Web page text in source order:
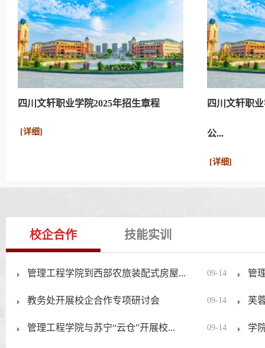
四川文轩职业学院2025年招生章程
[详细]
四川文轩职
公...
[详细]
管理工程学院到西部农旅装配式房屋... 09-14 管
教务处开展校企合作专项研讨会 09-14 芙
管理工程学院与苏宁“云仓”开展校... 09-14 学
校企合作 技能实训